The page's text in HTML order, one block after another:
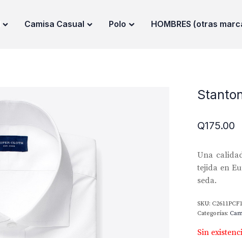
Camisa Casual Polo HOMBRES (otras
Q175.00
Una
tejida en
seda.
SKU:
Categorías:
Sin